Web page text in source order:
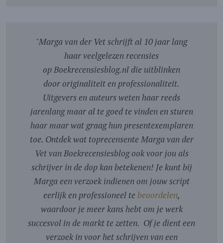
"Marga van der Vet schrijft al 10 jaar lang
haar veelgelezen recensies
op Boekrecensiesblog.nl die uitblinken
door originaliteit en professionaliteit.
Uitgevers en auteurs weten haar reeds
jarenlang maar al te goed te vinden en sturen
haar maar wat graag hun presentexemplaren
toe. Ontdek wat toprecensente Marga van der
Vet van Boekrecensiesblog ook voor jou als
schrijver in de dop kan betekenen! Je kunt bij
Marga een verzoek indienen om jouw script
eerlijk en professioneel te beoordelen,
waardoor je meer kans hebt om je werk
succesvol in de markt te zetten. Of je dient een
verzoek in voor het schrijven van een